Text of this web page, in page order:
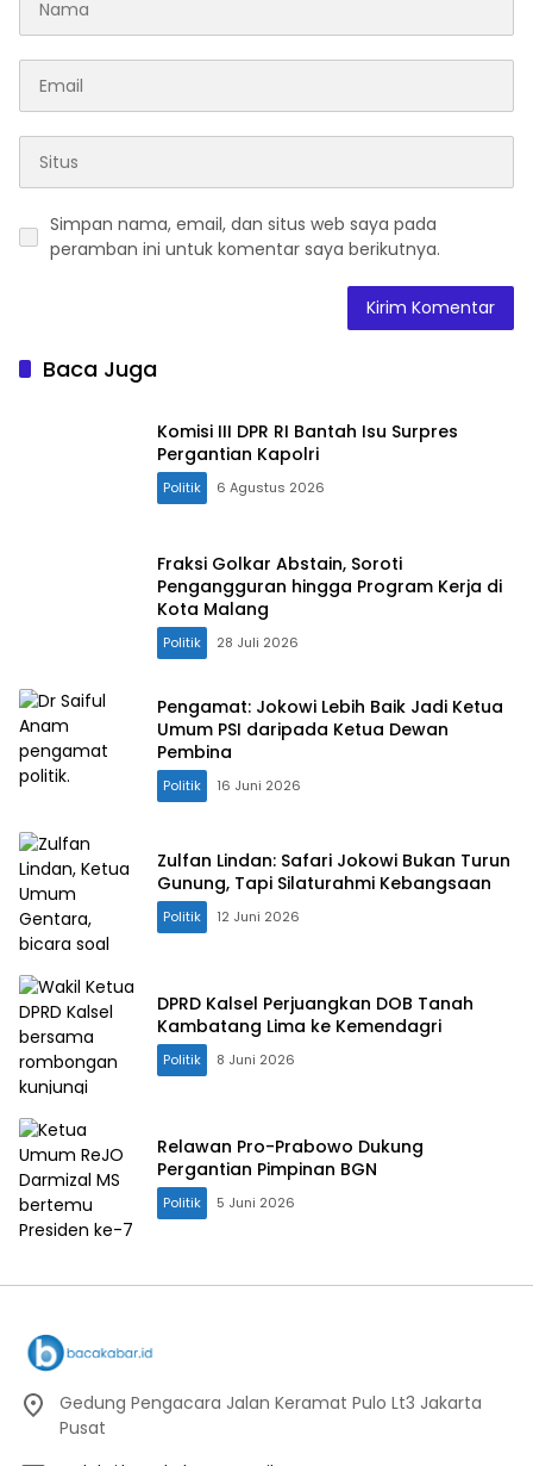
Simpan nama, email, dan situs web saya pada
peramban ini untuk komentar saya berikutnya.
Baca Juga
Komisi III DPR RI Bantah Isu Surpres
Pergantian Kapolri
Politik 6 Agustus 2026
Fraksi Golkar Abstain, Soroti
Pengangguran hingga Program Kerja di
Kota Malang
Politik 28 Juli 2026
Pengamat: Jokowi Lebih Baik Jadi Ketua
Umum PSI daripada Ketua Dewan
Pembina
Politik 16 Juni 2026
Zulfan Lindan: Safari Jokowi Bukan Turun
Gunung, Tapi Silaturahmi Kebangsaan
Politik 12 Juni 2026
DPRD Kalsel Perjuangkan DOB Tanah
Kambatang Lima ke Kemendagri
Politik 8 Juni 2026
Relawan Pro-Prabowo Dukung
Pergantian Pimpinan BGN
Politik 5 Juni 2026
Gedung Pengacara Jalan Keramat Pulo Lt3 Jakarta
Pusat